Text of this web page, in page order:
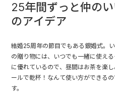
25年間ずっと仲の
のアイデア
結婚25周年の節目でもある銀婚式。
の贈り物には、いつでも一緒に使え
に優れているので、昼間はお茶を楽
ールで乾杯！なんて使い方ができる
す。